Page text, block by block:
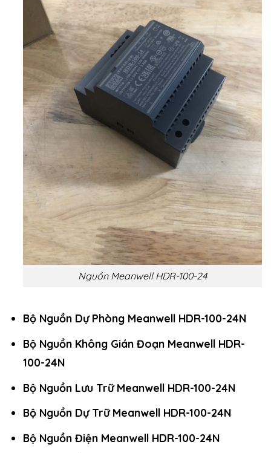
Nguồn Meanwell HDR-100-24
Bộ Nguồn Dự Phòng Meanwell HDR-100-24N
Bộ Nguồn Không Gián Đoạn Meanwell HDR-
100-24N
Bộ Nguồn Lưu Trữ Meanwell HDR-100-24N
Bộ Nguồn Dự Trữ Meanwell HDR-100-24N
Bộ Nguồn Điện Meanwell HDR-100-24N